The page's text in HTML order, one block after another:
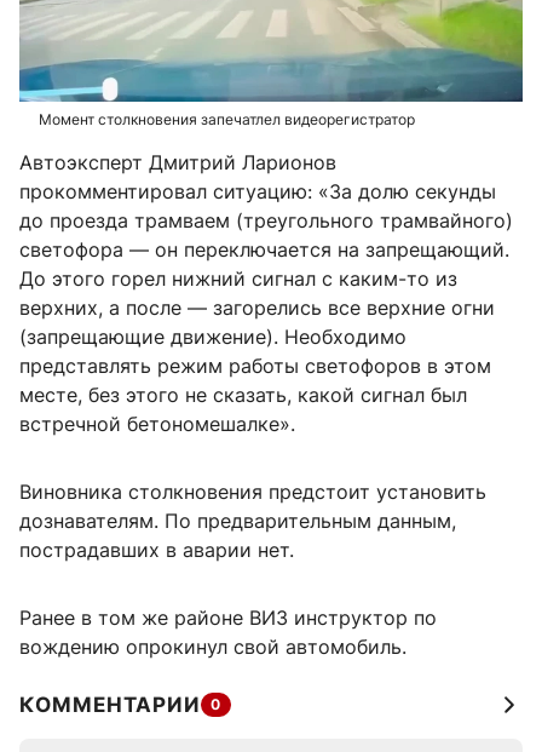
Момент столкновения запечатлел видеорегистратор
Автоэксперт Дмитрий Ларионов
прокомментировал ситуацию: «За долю секунды
до проезда трамваем (треугольного трамвайного)
светофора — он переключается на запрещающий.
До этого горел нижний сигнал с каким-то из
верхних, а после — загорелись все верхние огни
(запрещающие движение). Необходимо
представлять режим работы светофоров в этом
месте, без этого не сказать, какой сигнал был
встречной бетономешалке».
Виновника столкновения предстоит установить
дознавателям. По предварительным данным,
пострадавших в аварии нет.
Ранее в том же районе ВИЗ инструктор по
вождению опрокинул свой автомобиль.
КОММЕНТАРИИ 0